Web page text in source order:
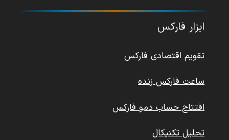
ابزار فارکس
تقویم اقتصادی فارکس
ساعت فارکس زنده
افتتاح حساب دمو فارکس
تحلیل تکنیکال